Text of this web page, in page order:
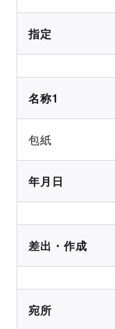
指定
名称1
包紙
年月日
差出・作成
宛所